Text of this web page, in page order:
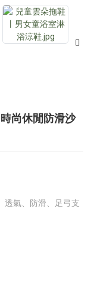
尚休閒防滑沙
透氣、防滑、足弓支